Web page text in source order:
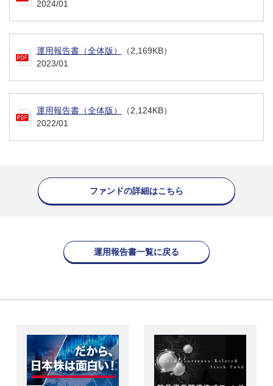
2024/01
運用報告書（全体版）
（2,169KB）
2023/01
運用報告書（全体版）
（2,124KB）
2022/01
ファンドの詳細はこちら
運用報告書一覧に戻る